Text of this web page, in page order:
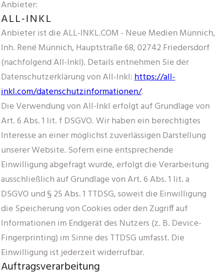
Anbieter:
ALL-INKL
Anbieter ist die ALL-INKL.COM - Neue Medien Münnich,
Inh. René Münnich, Hauptstraße 68, 02742 Friedersdorf
(nachfolgend All-Inkl). Details entnehmen Sie der
Datenschutzerklärung von All-Inkl:https://all-
inkl.com/datenschutzinformationen/.
Die Verwendung von All-Inkl erfolgt auf Grundlage von
Art. 6 Abs. 1 lit. f DSGVO. Wir haben ein berechtigtes
Interesse an einer möglichst zuverlässigen Darstellung
unserer Website. Sofern eine entsprechende
Einwilligung abgefragt wurde, erfolgt die Verarbeitung
ausschließlich auf Grundlage von Art. 6 Abs. 1 lit. a
DSGVO und § 25 Abs. 1 TTDSG, soweit die Einwilligung
die Speicherung von Cookies oder den Zugriff auf
Informationen im Endgerät des Nutzers (z. B. Device-
Fingerprinting) im Sinne des TTDSG umfasst. Die
Einwilligung ist jederzeit widerrufbar.
Auftragsverarbeitung